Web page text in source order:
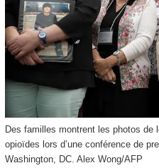
Des familles montrent les photos de
opioïdes lors d’une conférence de
Washington, DC. Alex Wong/AFP